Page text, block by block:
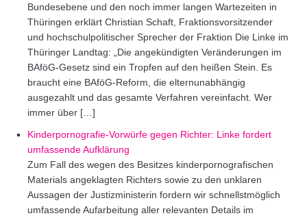
Bundesebene und den noch immer langen Wartezeiten in
Thüringen erklärt Christian Schaft, Fraktionsvorsitzender
und hochschulpolitischer Sprecher der Fraktion Die Linke im
Thüringer Landtag: „Die angekündigten Veränderungen im
BAföG-Gesetz sind ein Tropfen auf den heißen Stein. Es
braucht eine BAföG-Reform, die elternunabhängig
ausgezahlt und das gesamte Verfahren vereinfacht. Wer
immer über […]
Kinderpornografie-Vorwürfe gegen Richter: Linke fordert
umfassende Aufklärung
Zum Fall des wegen des Besitzes kinderpornografischen
Materials angeklagten Richters sowie zu den unklaren
Aussagen der Justizministerin fordern wir schnellstmöglich
umfassende Aufarbeitung aller relevanten Details im